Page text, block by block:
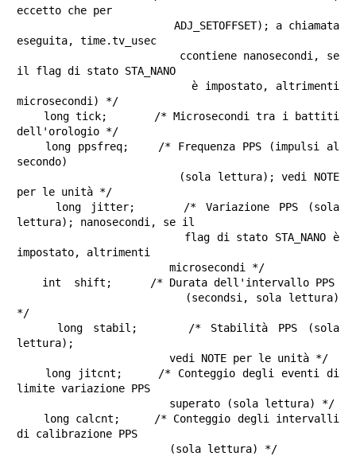
eccetto che per
eseguita, time.tv_usec
il flag di stato STA_NANO
microsecondi) */
dell'orologio */
secondo)
per le unità */
lettura); nanosecondi, se il
impostato, altrimenti
*/
lettura);
limite variazione PPS
di calibrazione PPS